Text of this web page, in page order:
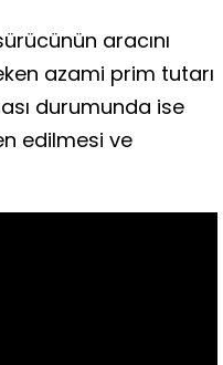
aracını
azami prim tutarı
durumunda ise
edilmesi ve